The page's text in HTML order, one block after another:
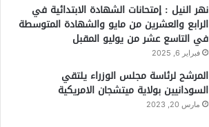
نهر النيل : إمتحانات الشهادة الابتدائية في
الرابع والعشرين من مايو والشهادة المتوسطة
في التاسع عشر من يوليو المقبل
فبراير 6, 2025
المرشح لرئاسة مجلس الوزراء يلتقي
السودانيين بولاية ميتشجان الامريكية
مارس 20, 2023